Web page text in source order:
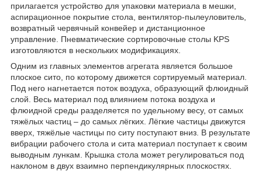
прилагается устройство для упаковки материала в мешки,
аспирационное покрытие стола, вентилятор-пылеуловитель,
возвратный червячный конвейер и дистанционное
управление. Пневматические сортировочные столы KPS
изготовляются в нескольких модификациях.
Одним из главных элементов агрегата является большое
плоское сито, по которому движется сортируемый материал.
Под него нагнетается поток воздуха, образующий флюидный
слой. Весь материал под влиянием потока воздуха и
флюидной среды разделяется по удельному весу, от самых
тяжёлых частиц – до самых лёгких. Лёгкие частицы движутся
вверх, тяжёлые частицы по ситу поступают вниз. В результате
вибрации рабочего стола и сита материал поступает к своим
выводным лункам. Крышка стола может регулироваться под
наклоном в двух взаимно перпендикулярных плоскостях.